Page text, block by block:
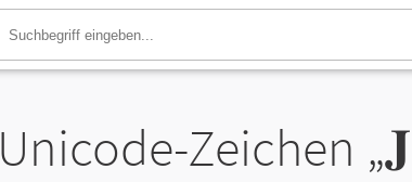
Unicode-Zeichen „𝐉